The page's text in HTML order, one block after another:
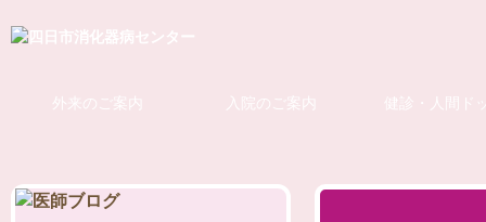
外来のご案内 入院のご案内 健診・人間ド